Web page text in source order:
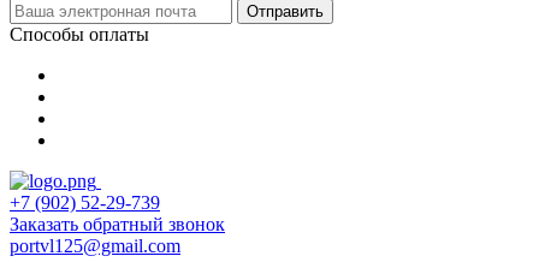
Отправить
Способы оплаты
+7 (902) 52-29-739
Заказать обратный звонок
portvl125@gmail.com